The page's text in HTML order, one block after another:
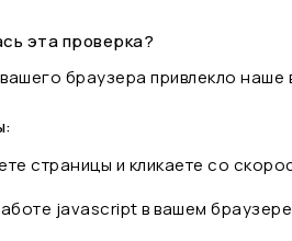
эта проверка?
браузера привлекло наше
страницы и кликаете со
javascript в вашем браузере